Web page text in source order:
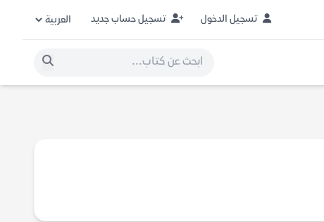
تسجيل الدخول تسجيل حساب جديد